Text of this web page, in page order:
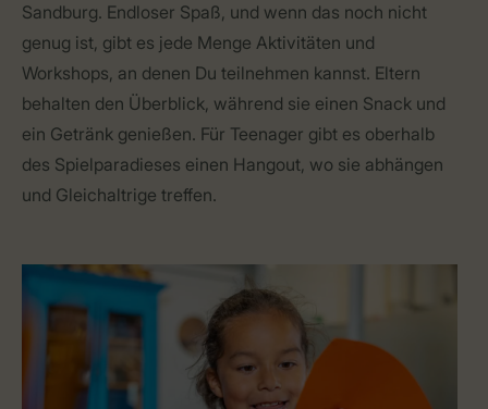
Sandburg. Endloser Spaß, und wenn das noch nicht
genug ist, gibt es jede Menge Aktivitäten und
Workshops, an denen Du teilnehmen kannst. Eltern
behalten den Überblick, während sie einen Snack und
ein Getränk genießen. Für Teenager gibt es oberhalb
des Spielparadieses einen Hangout, wo sie abhängen
und Gleichaltrige treffen.